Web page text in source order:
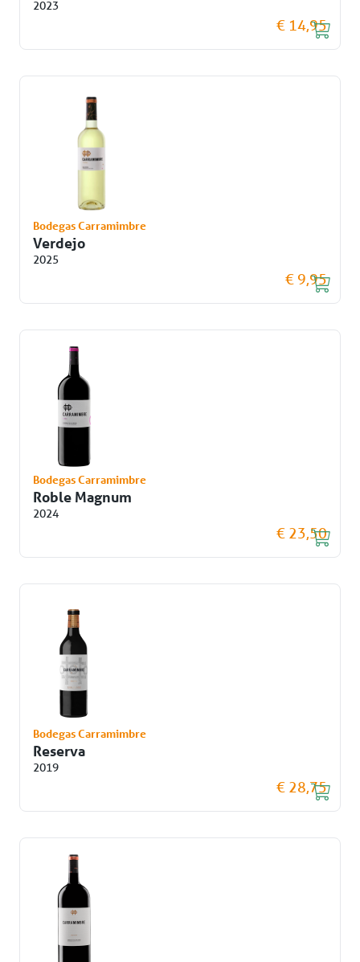
2023
€ 14,95
Bodegas Carramimbre
Verdejo
2025
€ 9,95
Bodegas Carramimbre
Roble Magnum
2024
€ 23,50
Bodegas Carramimbre
Reserva
2019
€ 28,75